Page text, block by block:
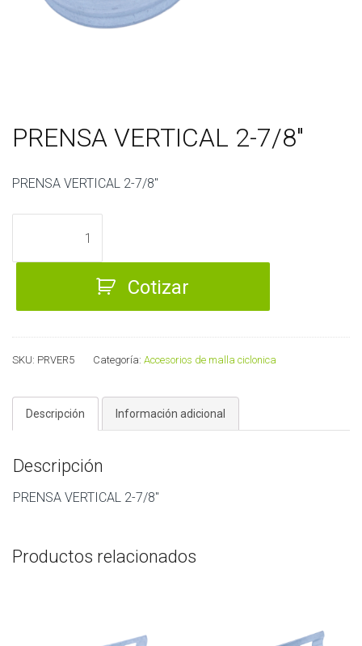
PRENSA VERTICAL 2-7/8″
PRENSA VERTICAL 2-7/8″
2-
cantidad
Cotizar
SKU: PRVER5 Categoría: Accesorios de malla ciclonica
Descripción Información adicional
Descripción
PRENSA VERTICAL 2-7/8″
Productos relacionados